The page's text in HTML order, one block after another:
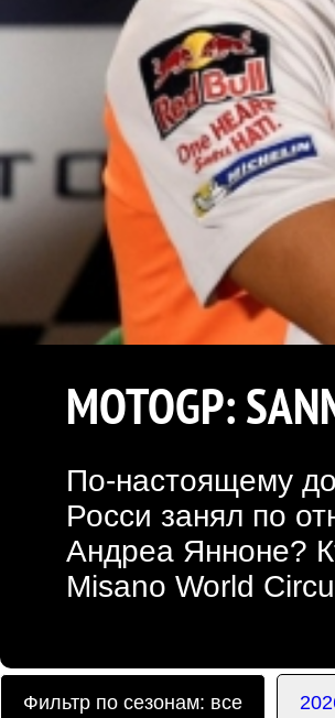
MOTOGP:
По-настоящему
Росси занял по
Андреа Янноне?
Misano World
Фильтр по сезонам: все